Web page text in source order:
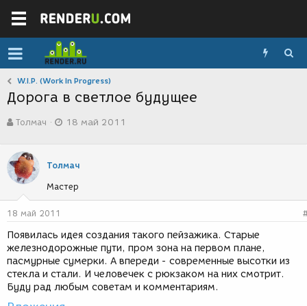
W.I.P. (Work In Progress)
Дорога в светлое будущее
в
о
р
т
е
м
ы
Толмач
а
с
з
д
и
я
18 май 2011
Толмач
Мастер
18 май 2011
Появилась идея создания такого пейзажика. Старые
железнодорожные пути, пром зона на первом плане,
пасмурные сумерки. А впереди - современные высотки из
стекла и стали. И человечек с рюкзаком на них смотрит.
Буду рад любым советам и комментариям.